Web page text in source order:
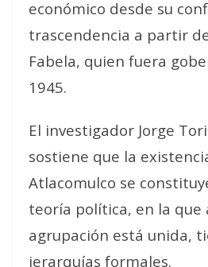
económico desde su
trascendencia a partir
Fabela, quien fuera
1945.
El investigador Jorge
sostiene que la
Atlacomulco se
teoría política, en la que
agrupación está unida,
jerarquías formales.